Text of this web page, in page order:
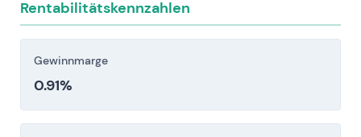
Nachhaltigkeitsberichterstattung und
Standards) können zu
Beschaffungsunterbrechungen,
Reputationsschäden und höheren Compliance-
Rentabilitätskennzahlen
Gewinnmarge
0.91%